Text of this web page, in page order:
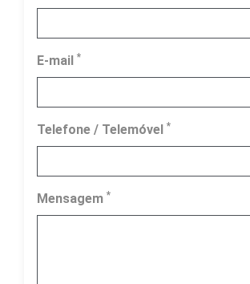
E-mail *
Telefone / Telemóvel *
Mensagem *